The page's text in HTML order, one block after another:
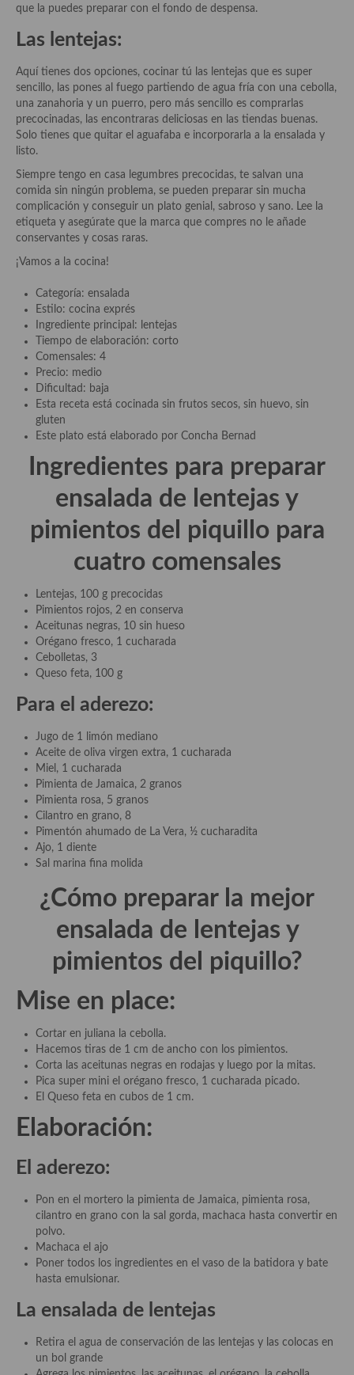
Origen y evolución de la comida
Protocolo y buenas maneras.
Ocio – restaurantes, bares, tabernas
Viajes eno-gastro-turísticos
En El Candelero
Prensa
Recetas
Acompañamientos
Airfryer recetas
Aderezos, salsas, vinagretas, especias, hierbas aromáticas o
aditivos
Especias, mezclas de especias
Hierbas aromáticas
Aceites
Mojos y pastas
Sales y polvos
Salsas y mojos
Aperitivos
Bebidas
Bocadillos, hamburguesas, sándwich, emparedados, tostas y
demás
Entrantes y primeros platos
Ensaladas
Entrantes
Gazpachos, salmorejos, sopas y cremas frías
Quínoa
Pasta
Arroces Y fideuás
Legumbres y cereales
Cuscús
Huevos
Plato principal
Aves
Carne
Postres con frutas
Quesos, recetas
Salazones y encurtidos
Recetas Especiales
Recetas de Cuaresma
Recetas maridadas con los mejores AOVES
que la puedes preparar con el fondo de despensa.
Las lentejas:
Aquí tienes dos opciones, cocinar tú las lentejas que es super
sencillo, las pones al fuego partiendo de agua fría con una cebolla,
una zanahoria y un puerro, pero más sencillo es comprarlas
precocinadas, las encontraras deliciosas en las tiendas buenas.
Solo tienes que quitar el aguafaba e incorporarla a la ensalada y
listo.
Siempre tengo en casa legumbres precocidas, te salvan una
comida sin ningún problema, se pueden preparar sin mucha
complicación y conseguir un plato genial, sabroso y sano. Lee la
etiqueta y asegúrate que la marca que compres no le añade
conservantes y cosas raras.
¡Vamos a la cocina!
Categoría: ensalada
Estilo: cocina exprés
Ingrediente principal: lentejas
Tiempo de elaboración: corto
Comensales: 4
Precio: medio
Dificultad: baja
Esta receta está cocinada sin frutos secos, sin huevo, sin
gluten
Este plato está elaborado por Concha Bernad
Ingredientes para preparar
ensalada de lentejas y
pimientos del piquillo para
cuatro comensales
Lentejas, 100 g precocidas
Pimientos rojos, 2 en conserva
Aceitunas negras, 10 sin hueso
Orégano fresco, 1 cucharada
Cebolletas, 3
Queso feta, 100 g
Para el aderezo:
Jugo de 1 limón mediano
Aceite de oliva virgen extra, 1 cucharada
Miel, 1 cucharada
Pimienta de Jamaica, 2 granos
Pimienta rosa, 5 granos
Cilantro en grano, 8
Pimentón ahumado de La Vera, ½ cucharadita
Ajo, 1 diente
Sal marina fina molida
¿Cómo preparar la mejor
ensalada de lentejas y
pimientos del piquillo?
Mise en place:
Cortar en juliana la cebolla.
Hacemos tiras de 1 cm de ancho con los pimientos.
Corta las aceitunas negras en rodajas y luego por la mitas.
Pica super mini el orégano fresco, 1 cucharada picado.
El Queso feta en cubos de 1 cm.
Elaboración:
El aderezo:
Pon en el mortero la pimienta de Jamaica, pimienta rosa,
cilantro en grano con la sal gorda, machaca hasta convertir en
polvo.
Machaca el ajo
Poner todos los ingredientes en el vaso de la batidora y bate
hasta emulsionar.
La ensalada de lentejas
Retira el agua de conservación de las lentejas y las colocas en
un bol grande